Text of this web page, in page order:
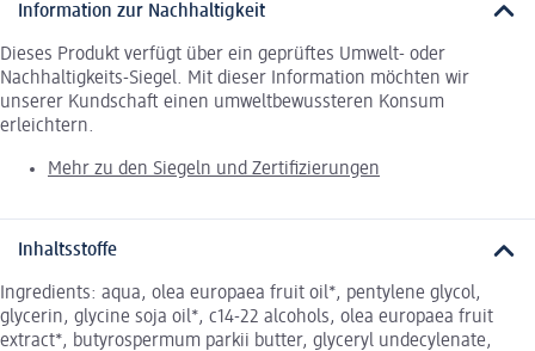
Information zur Nachhaltigkeit
Dieses Produkt verfügt über ein geprüftes Umwelt- oder
Nachhaltigkeits-Siegel. Mit dieser Information möchten wir
unserer Kundschaft einen umweltbewussteren Konsum
erleichtern.
Mehr zu den Siegeln und Zertifizierungen
Inhaltsstoffe
Ingredients: aqua, olea europaea fruit oil*, pentylene glycol,
glycerin, glycine soja oil*, c14-22 alcohols, olea europaea fruit
extract*, butyrospermum parkii butter, glyceryl undecylenate,